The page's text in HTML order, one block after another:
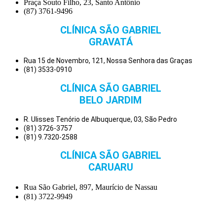
Praça Souto Filho, 23, Santo Antônio
(87) 3761-9496
CLÍNICA SÃO GABRIEL
GRAVATÁ
Rua 15 de Novembro, 121, Nossa Senhora das Graças
(81) 3533-0910
CLÍNICA SÃO GABRIEL
BELO JARDIM
R. Ulisses Tenório de Albuquerque, 03, São Pedro
(81) 3726-3757
(81) 9.7320-2588
CLÍNICA SÃO GABRIEL
CARUARU
Rua São Gabriel, 897, Maurício de Nassau
(81) 3722-9949